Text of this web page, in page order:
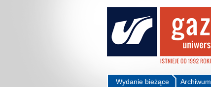
Archiwum
Wydanie bieżące